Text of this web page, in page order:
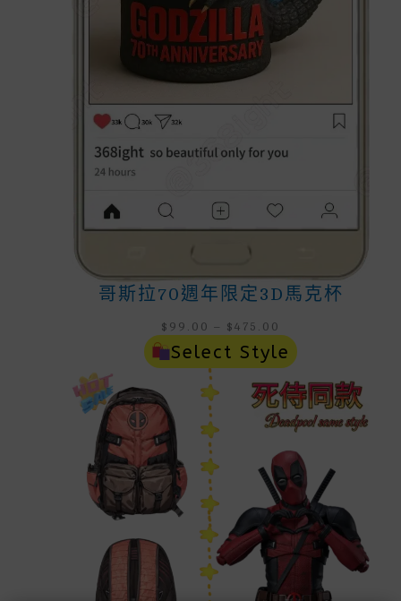
哥斯拉70週年限定3D馬克杯
$ 99.00 – $ 475.00
Range:
$99.00
$475.00
Select Style